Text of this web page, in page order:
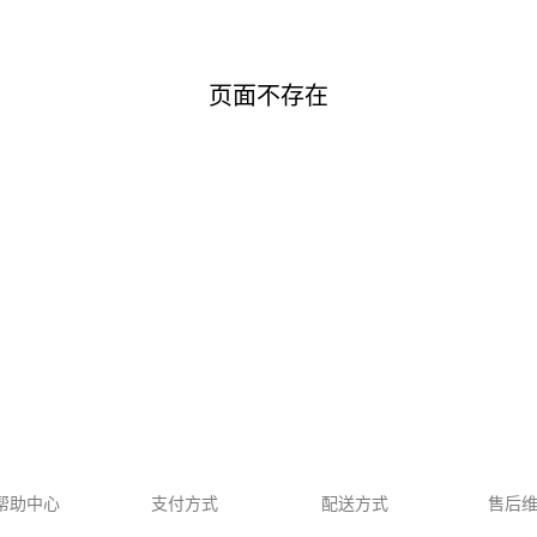
页面不存在
助中心 支付方式 配送方式 售后